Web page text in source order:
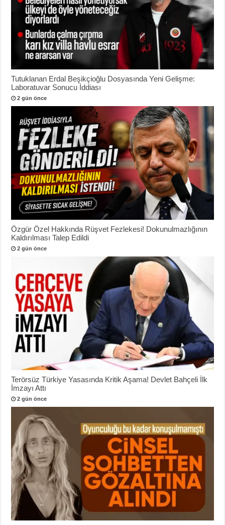
Tutuklanan Erdal Beşikçioğlu Dosyasında Yeni Gelişme:
Laboratuvar Sonucu İddiası
2 gün önce
Özgür Özel Hakkında Rüşvet Fezlekesi! Dokunulmazlığının
Kaldırılması Talep Edildi
2 gün önce
Terörsüz Türkiye Yasasında Kritik Aşama! Devlet Bahçeli İlk
İmzayı Attı
2 gün önce